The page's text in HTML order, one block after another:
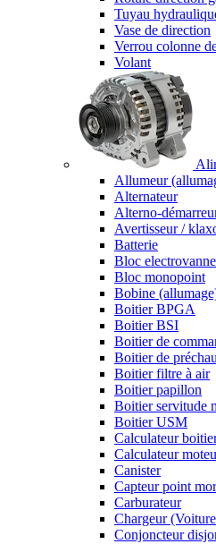
Tuyau
Vase de direction
Verrou colonne
Volant
Allumeur
Alternateur
Alterno-
Avertisseur /
Batterie
Bloc
Bloc monopoint
Bobine
Boitier BPGA
Boitier BSI
Boitier de
Boitier de
Boitier filtre à air
Boitier papillon
Boitier servitude
Boitier USM
Calculateur
Calculateur
Canister
Capteur point
Carburateur
Chargeur
Conjoncteur